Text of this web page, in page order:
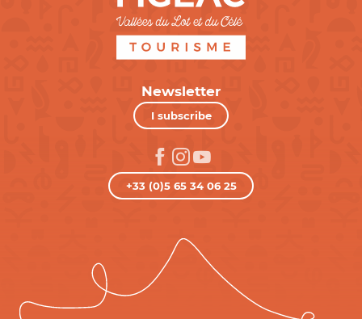
Newsletter
I subscribe
+33 (0)5 65 34 06 25